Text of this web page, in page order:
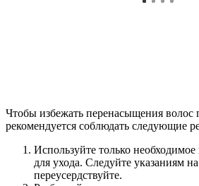
Чтобы избежать перенасыщения волос
рекомендуется соблюдать следующие
Используйте только необходимое
для ухода. Следуйте указаниям
переусердствуйте.